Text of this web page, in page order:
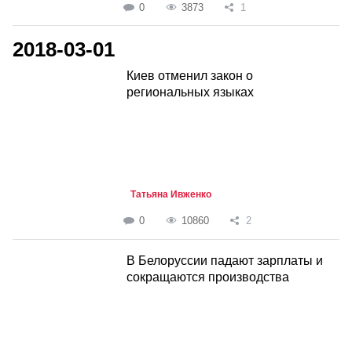
0 3873 1
2018-03-01
Киев отменил закон о
региональных языках
Татьяна Ивженко
0 10860 2
В Белоруссии падают зарплаты и
сокращаются производства